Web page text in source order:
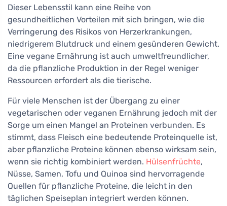
Dieser Lebensstil kann eine Reihe von
gesundheitlichen Vorteilen mit sich bringen, wie die
Verringerung des Risikos von Herzerkrankungen,
niedrigerem Blutdruck und einem gesünderen Gewicht.
Eine vegane Ernährung ist auch umweltfreundlicher,
da die pflanzliche Produktion in der Regel weniger
Ressourcen erfordert als die tierische.
Für viele Menschen ist der Übergang zu einer
vegetarischen oder veganen Ernährung jedoch mit der
Sorge um einen Mangel an Proteinen verbunden. Es
stimmt, dass Fleisch eine bedeutende Proteinquelle ist,
aber pflanzliche Proteine können ebenso wirksam sein,
wenn sie richtig kombiniert werden. Hülsenfrüchte,
Nüsse, Samen, Tofu und Quinoa sind hervorragende
Quellen für pflanzliche Proteine, die leicht in den
täglichen Speiseplan integriert werden können.